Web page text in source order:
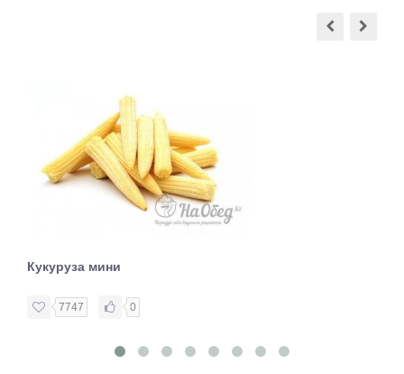
Кукуруза мини
7747 0